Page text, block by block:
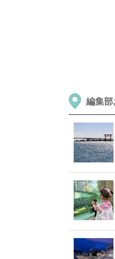
編集部